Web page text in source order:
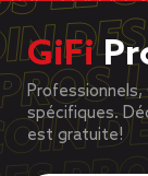
GiFi
Professionnels,
spécifiques.
est gratuite!